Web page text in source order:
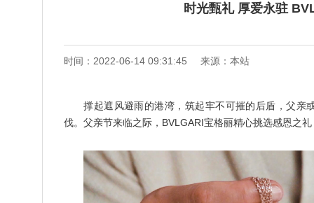
时光甄礼 厚爱永驻
时间：2022-06-14 09:31:45 来源：本站
撑起遮风避雨的港湾，筑起牢不可摧的后盾，父亲
伐。父亲节来临之际，BVLGARI宝格丽精心挑选感恩之